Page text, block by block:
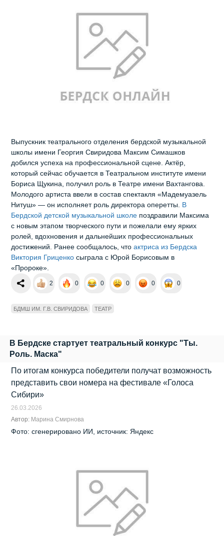
Выпускник театрального отделения бердской музыкальной
школы имени Георгия Свиридова Максим Симашков
добился успеха на профессиональной сцене. Актёр,
который сейчас обучается в Театральном институте имени
Бориса Щукина, получил роль в Театре имени Вахтангова.
Молодого артиста ввели в состав спектакля «Мадемуазель
Нитуш» — он исполняет роль директора оперетты. В
Бердской детской музыкальной школе поздравили Максима
с новым этапом творческого пути и пожелали ему ярких
ролей, вдохновения и дальнейших профессиональных
достижений. Ранее сообщалось, чтоактриса из Бердска
Виктория Гриценко сыграла с Юрой Борисовым в
«Пророке».
2 0 0 0 0 0
БДМШ ИМ. Г.В. СВИРИДОВА ТЕАТР
В Бердске стартует театральный конкурс "Ты.
Роль. Маска"
По итогам конкурса победители получат возможность
представить свои номера на фестивале «Голоса
Сибири»
26.03.2026
Автор: Марина Смирнова
Фото: сгенерировано ИИ, источник: Яндекс